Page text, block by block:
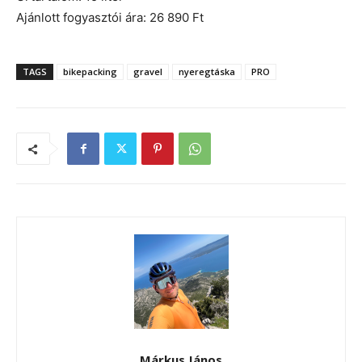
Ajánlott fogyasztói ára: 26 890 Ft
TAGS bikepacking gravel nyeregtáska PRO